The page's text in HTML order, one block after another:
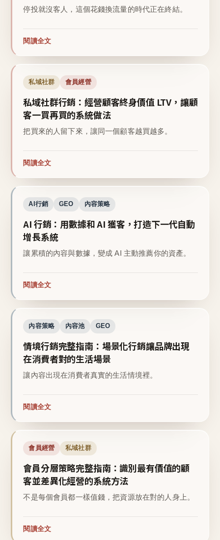
停投就沒客人，這個花錢換流量的時代正在終結。
閱讀全文
私域社群 會員經營
私域社群行銷：經營顧客終身價值 LTV，讓顧
客一買再買的系統做法
把買來的人留下來，讓同一個顧客越買越多。
閱讀全文
AI行銷 GEO 內容策略
AI 行銷：用數據和 AI 獲客，打造下一代自動
增長系統
讓累積的內容與數據，變成 AI 主動推薦你的資產。
閱讀全文
內容策略 內容池 GEO
情境行銷完整指南：場景化行銷讓品牌出現
在消費者對的生活場景
讓內容出現在消費者真實的生活情境裡。
閱讀全文
會員經營 私域社群
會員分層策略完整指南：識別最有價值的顧
客並差異化經營的系統方法
不是每個會員都一樣值錢，把資源放在對的人身上。
閱讀全文